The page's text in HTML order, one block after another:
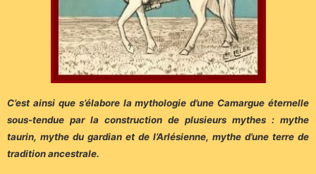
C’est ainsi que s’élabore la mythologie d’une Camargue éternelle
sous-tendue par la construction de plusieurs mythes : mythe
taurin, mythe du gardian et de l’Arlésienne, mythe d’une terre de
tradition ancestrale.